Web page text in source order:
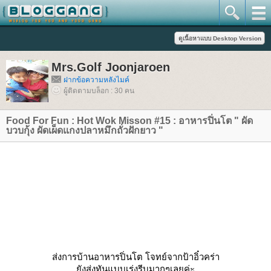
Mrs.Golf Joonjaroen
ฝากข้อความหลังไมค์
ผู้ติดตามบล็อก : 30 คน
Food For Fun : Hot Wok Misson #15 : อาหารปิ่นโต " ผัด
บวบกุ้ง ผัดเผ็ดแกงปลาหมึกถั่วฝักยาว "
ส่งการบ้านอาหารปิ่นโต โจทย์จากป้าอิ๋วคร่า
ังส่งทันแบบเร่งรีบมากๆเลยค่ะ